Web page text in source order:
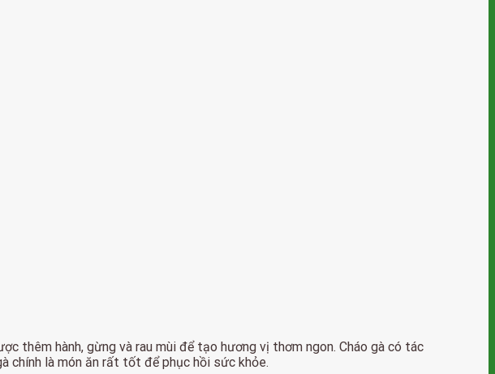
thêm hành, gừng và rau mùi để tạo hương vị thơm ngon. Cháo gà có tác
chính là món ăn rất tốt để phục hồi sức khỏe.